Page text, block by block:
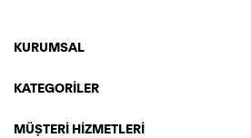
KURUMSAL
KATEGORİLER
MÜŞTERİ HİZMETLERİ